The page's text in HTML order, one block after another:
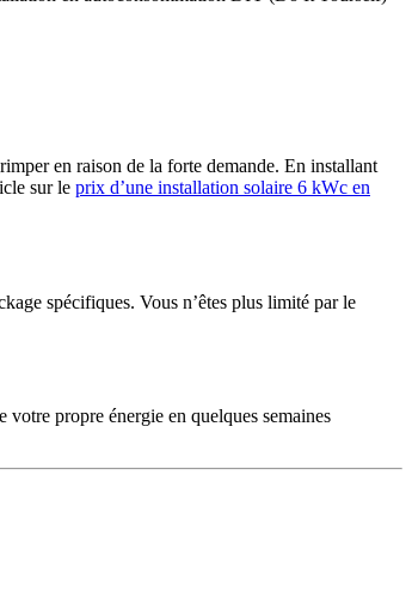
en raison de la forte demande. En installant
sur le prix d’une installation solaire 6 kWc en
spécifiques. Vous n’êtes plus limité par le
propre énergie en quelques semaines